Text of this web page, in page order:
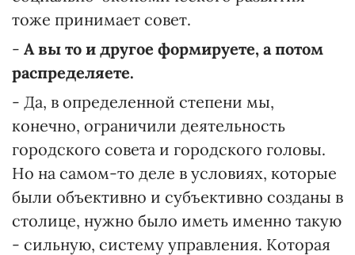
тоже принимает совет.
- А вы то и другое формируете, а потом
распределяете.
- Да, в определенной степени мы,
конечно, ограничили деятельность
городского совета и городского головы.
Но на самом-то деле в условиях, которые
были объективно и субъективно созданы в
столице, нужно было иметь именно такую
- сильную, систему управления. Которая